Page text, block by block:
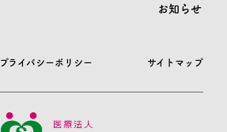
プライバシーポリシー サイトマップ
お知らせ